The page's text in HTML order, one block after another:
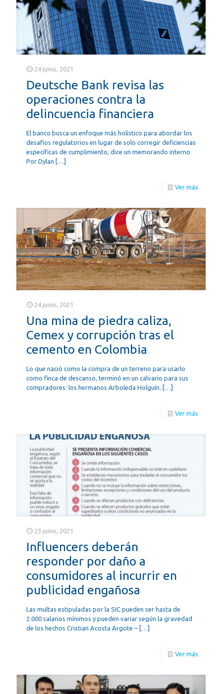
24 junio, 2021
Deutsche Bank revisa las
operaciones contra la
delincuencia financiera
El banco busca un enfoque más holístico para abordar los
desafíos regulatorios en lugar de solo corregir deficiencias
específicas de cumplimiento, dice un memorando interno
Por Dylan […]
Ver más
24 junio, 2021
Una mina de piedra caliza,
Cemex y corrupción tras el
cemento en Colombia
Lo que nació como la compra de un terreno para usarlo
como finca de descanso, terminó en un calvario para sus
compradores: los hermanos Arboleda Holguín. […]
Ver más
23 junio, 2021
Influencers deberán
responder por daño a
consumidores al incurrir en
publicidad engañosa
Las multas estipuladas por la SIC pueden ser hasta de
2.000 salarios mínimos y pueden variar según la gravedad
de los hechos Cristian Acosta Argote – […]
Ver más